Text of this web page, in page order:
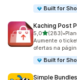
Built for
Kaching Post
5,0de 5 estrelas
(283)
283 avaliações
•
Aumente o
ofertas na
Built for
Simple